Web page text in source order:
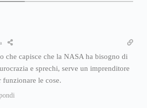
che capisce che la NASA ha bisogno di
e sprechi, serve un imprenditore
funzionare le cose.